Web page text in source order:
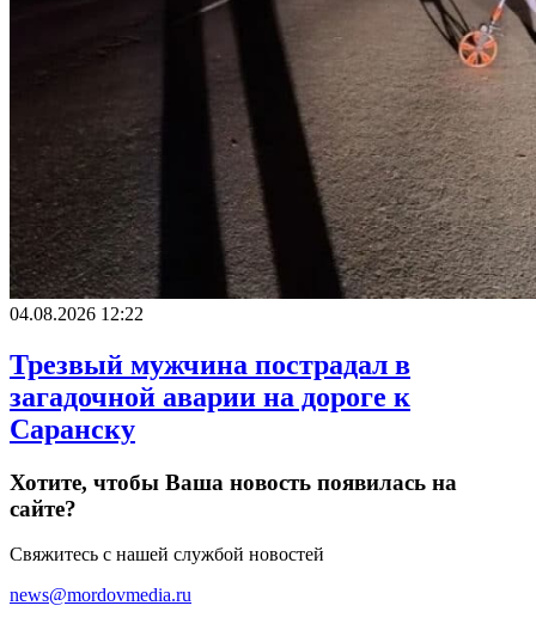
04.08.2026 12:22
Трезвый мужчина пострадал в
загадочной аварии на дороге к
Саранску
Хотите, чтобы Ваша новость появилась на
сайте?
Свяжитесь с нашей службой новостей
news@mordovmedia.ru